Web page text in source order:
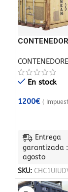
En stock
1200€ (
Entrega
garantizada :
agosto
SKU: